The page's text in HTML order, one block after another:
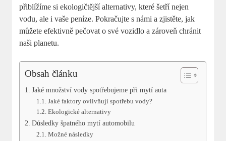
přiblížíme si ekologičtější alternativy, které šetří nejen
vodu, ale i vaše peníze. Pokračujte s námi a zjistěte, jak
můžete efektivně pečovat o své vozidlo a zároveň chránit
naši planetu.
Obsah článku
Jaké množství vody spotřebujeme při mytí auta
Jaké faktory ovlivňují spotřebu vody?
Ekologické alternativy
Důsledky špatného mytí automobilu
Možné následky